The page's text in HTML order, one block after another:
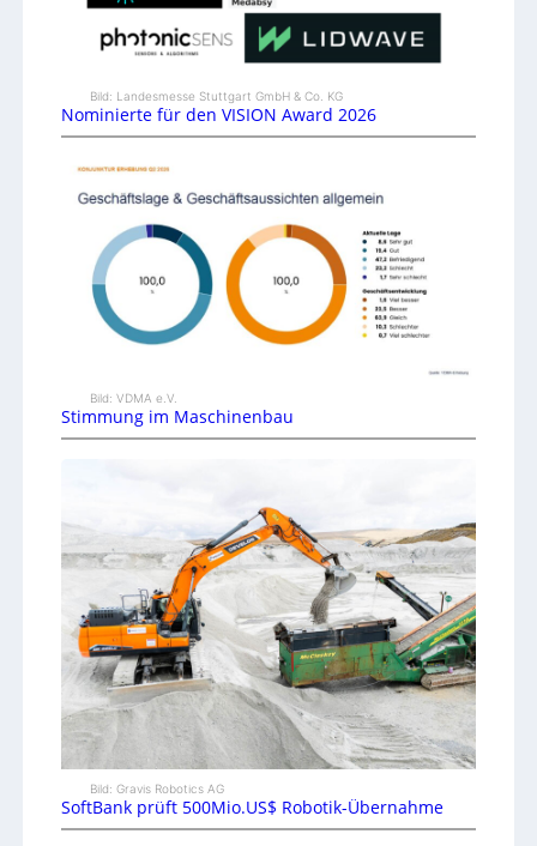
Bild: Landesmesse Stuttgart GmbH & Co. KG
Nominierte für den VISION Award 2026
Bild: VDMA e.V.
Stimmung im Maschinenbau
Bild: Gravis Robotics AG
SoftBank prüft 500Mio.US$ Robotik-Übernahme